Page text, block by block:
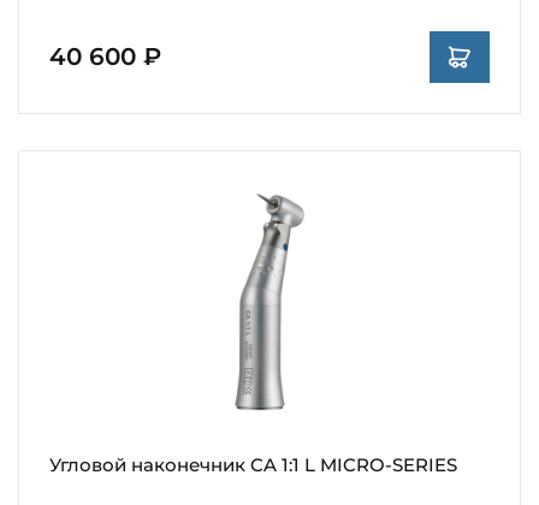
40 600 ₽
Угловой наконечник CA 1:1 L MICRO-SERIES